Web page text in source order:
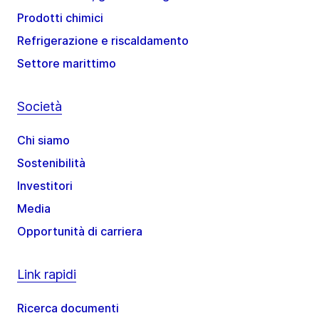
Prodotti chimici
Refrigerazione e riscaldamento
Settore marittimo
Società
Chi siamo
Sostenibilità
Investitori
Media
Opportunità di carriera
Link rapidi
Ricerca documenti